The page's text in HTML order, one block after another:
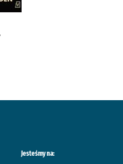
Jesteśmy na: